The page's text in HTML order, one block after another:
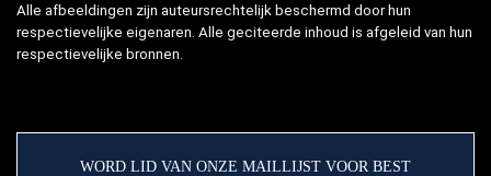
Alle afbeeldingen zijn auteursrechtelijk beschermd door hun
respectievelijke eigenaren. Alle geciteerde inhoud is afgeleid van hun
respectievelijke bronnen.
WORD LID VAN ONZE MAILLIJST VOOR BEST